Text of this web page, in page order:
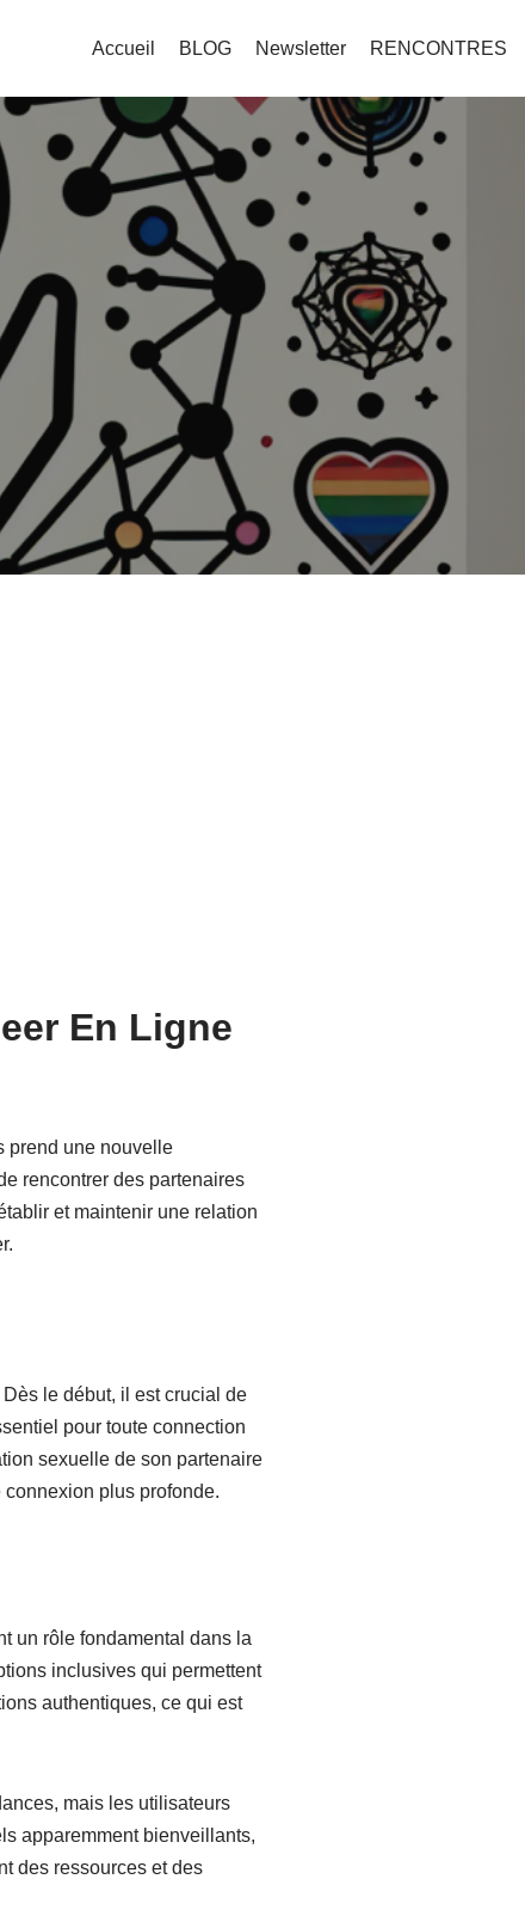
Accueil BLOG Newsletter RENCONTRES
En Ligne
prend une nouvelle
rencontrer des partenaires
et maintenir une relation
le début, il est crucial de
pour toute connection
sexuelle de son partenaire
plus profonde.
un rôle fondamental dans la
inclusives qui permettent
authentiques, ce qui est
mais les utilisateurs
apparemment bienveillants,
des ressources et des